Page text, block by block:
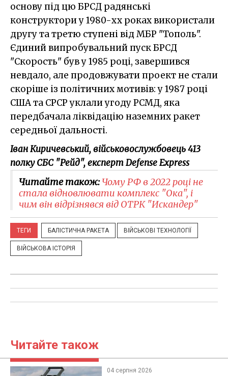
основу під цю БРСД радянські
конструктори у 1980-хх роках використали
другу та третю ступені від МБР "Тополь".
Єдиний випробувальний пуск БРСД
"Скорость" був у 1985 році, завершився
невдало, але продовжувати проект не стали
скоріше із політичних мотивів: у 1987 році
США та СРСР уклали угоду РСМД, яка
передбачала ліквідацію наземних ракет
середньої дальності.
Іван Киричевський, військовослужбовець 413
полку СБС "Рейд", експерт Defense Express
Читайте також:Чому РФ в 2022 році не
стала відновлювати комплекс "Ока", і
чим він відрізнявся від ОТРК "Искандер"
ТЕГИ БАЛІСТИЧНА РАКЕТА ВІЙСЬКОВІ ТЕХНОЛОГІЇ
ВІЙСЬКОВА ІСТОРІЯ
Читайте також
04 серпня 2026